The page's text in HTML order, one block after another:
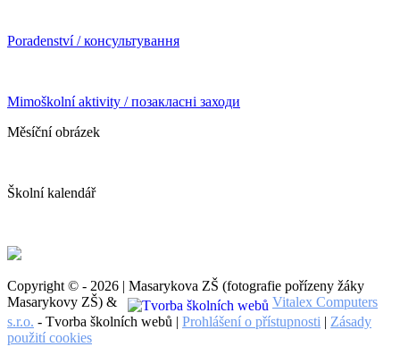
Poradenství / консультування
Mimoškolní aktivity / позакласні заходи
Měsíční obrázek
Školní kalendář
Copyright © - 2026 | Masarykova ZŠ (fotografie pořízeny žáky
Masarykovy ZŠ) &
Vitalex Computers
s.r.o. - Tvorba školních webů | Prohlášení o přístupnosti | Zásady
použití cookies